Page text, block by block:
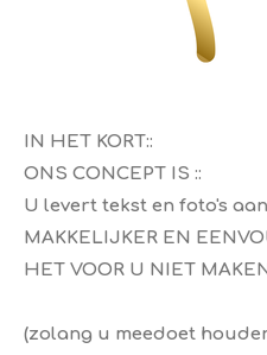
IN HET KORT::
ONS CONCEPT IS ::
​U levert tekst en foto's
MAKKELIJKER EN
HET VOOR U NIET
(zolang u meedoet